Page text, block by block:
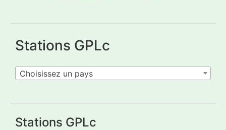
Stations GPLc
Choisissez un pays
Stations GPLc